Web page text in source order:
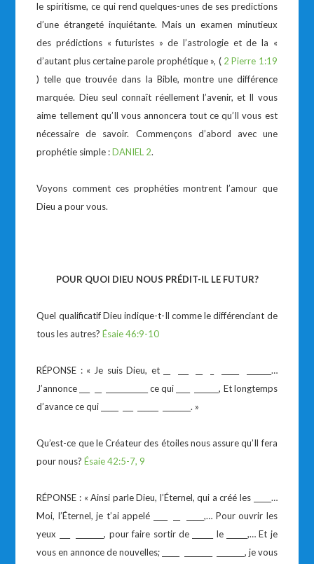
le spiritisme, ce qui rend quelques-unes de ses predictions
d’une étrangeté inquiétante. Mais un examen minutieux
des prédictions « futuristes » de l’astrologie et de la «
d’autant plus certaine parole prophétique », ( 2 Pierre 1:19
) telle que trouvée dans la Bible, montre une différence
marquée. Dieu seul connaît réellement l’avenir, et Il vous
aime tellement qu’Il vous annoncera tout ce qu’Il vous est
nécessaire de savoir. Commençons d’abord avec une
prophétie simple :DANIEL 2.
Voyons comment ces prophéties montrent l’amour que
Dieu a pour vous.
POUR QUOI DIEU NOUS PRÉDIT-IL LE FUTUR?
Quel qualificatif Dieu indique-t-Il comme le différenciant de
tous les autres?Ésaie 46:9-10
RÉPONSE : « Je suis Dieu, et __ ___ __ _ _____ _______…
J’annonce ___ __ ____________ ce qui ____ _______, Et longtemps
d’avance ce qui _____ ___ ______ ________. »
Qu’est-ce que le Créateur des étoiles nous assure qu’Il fera
pour nous?Ésaie 42:5-7, 9
RÉPONSE : « Ainsi parle Dieu, l’Éternel, qui a créé les _____…
Moi, l’Éternel, je t’ai appelé ____ __ _____,… Pour ouvrir les
yeux ___ ________, pour faire sortir de ______ le ______,… Et je
vous en annonce de nouvelles; _____ ________ ________, je vous